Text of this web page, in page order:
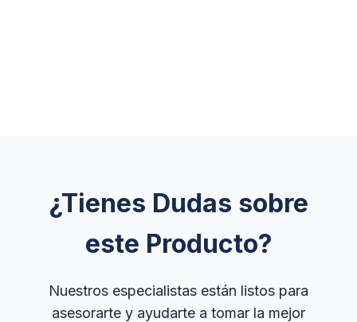
¿Tienes Dudas sobre
este Producto?
Nuestros especialistas están listos para
asesorarte y ayudarte a tomar la mejor